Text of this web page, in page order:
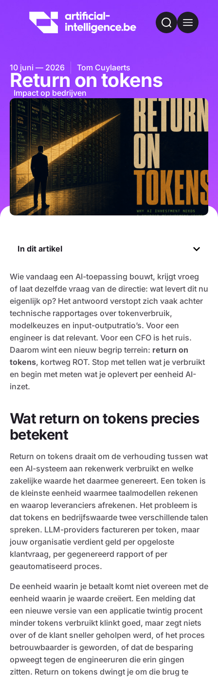
10 juni — 2026 Tom Cuylaerts
Return on tokens
Impact op bedrijven
Wie vandaag een AI-toepassing bouwt, krijgt vroeg
of laat dezelfde vraag van de directie: wat levert dit nu
eigenlijk op? Het antwoord verstopt zich vaak achter
technische rapportages over tokenverbruik,
modelkeuzes en input-outputratio’s. Voor een
engineer is dat relevant. Voor een CFO is het ruis.
Daarom wint een nieuw begrip terrein: return on
tokens, kortweg ROT. Stop met tellen wat je verbruikt
en begin met meten wat je oplevert per eenheid AI-
inzet.
Wat return on tokens precies
betekent
Return on tokens draait om de verhouding tussen wat
een AI-systeem aan rekenwerk verbruikt en welke
zakelijke waarde het daarmee genereert. Een token is
de kleinste eenheid waarmee taalmodellen rekenen
en waarop leveranciers afrekenen. Het probleem is
dat tokens en bedrijfswaarde twee verschillende talen
spreken. LLM-providers factureren per token, maar
jouw organisatie verdient geld per opgeloste
klantvraag, per gegenereerd rapport of per
geautomatiseerd proces.
De eenheid waarin je betaalt komt niet overeen met de
eenheid waarin je waarde creëert. Een melding dat
een nieuwe versie van een applicatie twintig procent
minder tokens verbruikt klinkt goed, maar zegt niets
over of de klant sneller geholpen werd, of het proces
betrouwbaarder is geworden, of dat de besparing
opweegt tegen de engineeruren die erin gingen
zitten. Return on tokens dwingt je om die brug te
In dit artikel